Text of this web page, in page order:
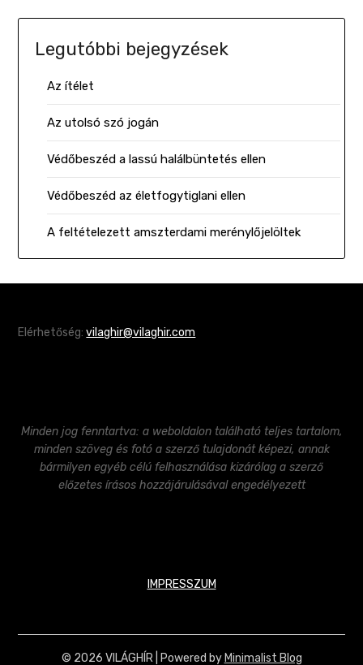
Legutóbbi bejegyzések
Az ítélet
Az utolsó szó jogán
Védőbeszéd a lassú halálbüntetés ellen
Védőbeszéd az életfogytiglani ellen
A feltételezett amszterdami merénylőjelöltek
Elérhetőség:vilaghir@vilaghir.com
Minden jog fenntartva: a weboldalon található teljes tartalom,
minden szöveg és fotó a szerző tulajdonát képezi, annak
bármilyen egyéb célú felhasználása kizárólag a szerző
előzetes írásos hozzájárulásával engedélyezett
IMPRESSZUM
© 2026 VILÁGHÍR | Powered by Minimalist Blog